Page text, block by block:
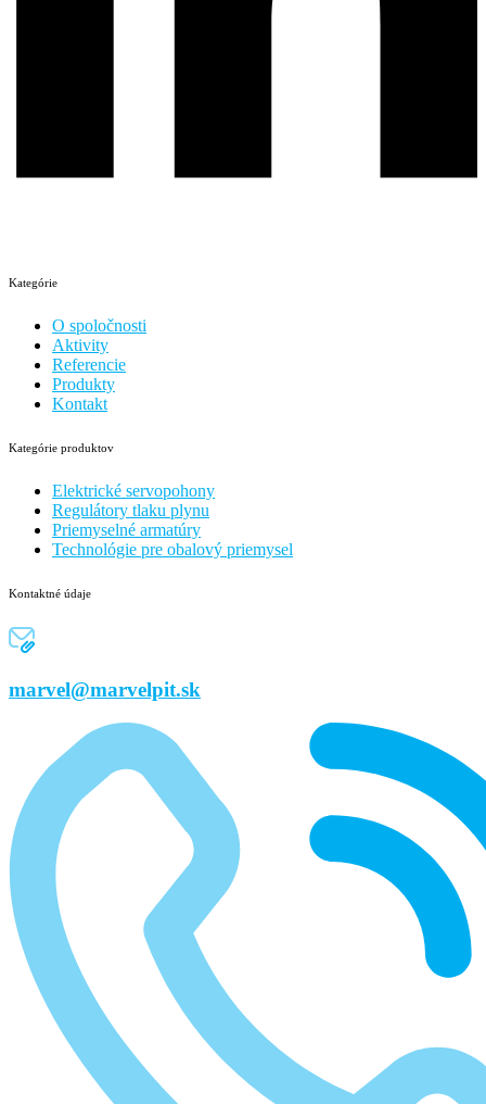
Kategórie
O spoločnosti
Aktivity
Referencie
Produkty
Kontakt
Kategórie produktov
Elektrické servopohony
Regulátory tlaku plynu
Priemyselné armatúry
Technológie pre obalový priemysel
Kontaktné údaje
marvel@marvelpit.sk